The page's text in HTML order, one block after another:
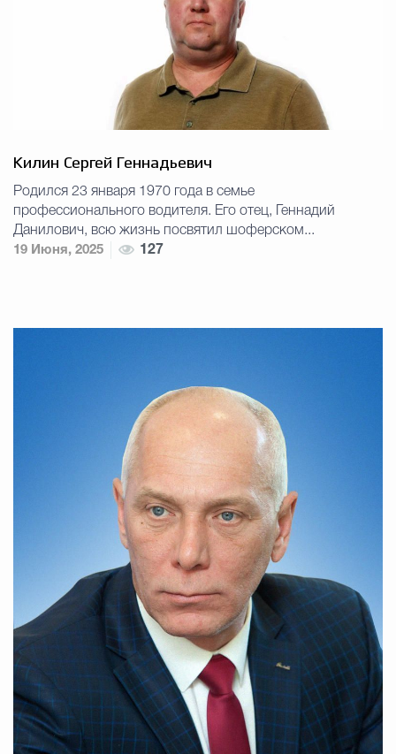
Килин Сергей Геннадьевич
Родился 23 января 1970 года в семье
профессионального водителя. Его отец, Геннадий
Данилович, всю жизнь посвятил шоферском...
19 Июня, 2025
127